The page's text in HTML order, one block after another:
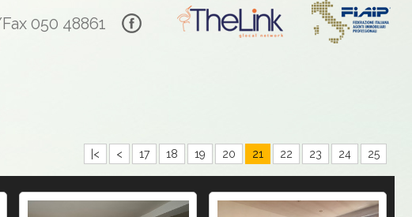
050 48861
|< < 17 18 19 20 21 22 23 24 25